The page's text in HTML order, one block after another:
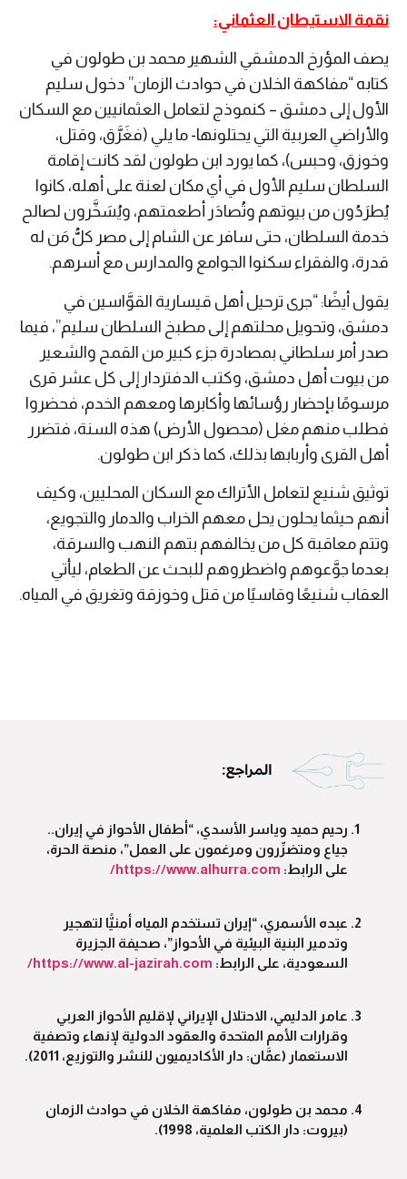
نقمة الاستيطان العثماني:
يصف المؤرخ الدمشقي الشهير محمد بن طولون في
كتابه “مفاكهة الخلان في حوادث الزمان” دخول سليم
الأول إلى دمشق – كنموذج لتعامل العثمانيين مع السكان
والأراضي العربية التي يحتلونها- ما يلي (فغَرَّق، وقتل،
وخوزق، وحبس)، كما يورد ابن طولون لقد كانت إقامة
السلطان سليم الأول في أي مكان لعنة على أهله، كانوا
يُطرَدُون من بيوتهم وتُصادَر أطعمتهم، ويُسَخَّرون لصالح
خدمة السلطان، حتى سافر عن الشام إلى مصر كلُّ مَن له
قدرة، والفقراء سكنوا الجوامع والمدارس مع أسرهم.
‎يقول أيضًا: “جرى ترحيل أهل قيسارية القوَّاسين في
دمشق، وتحويل محلتهم إلى مطبخ السلطان سليم”، فيما
صدر أمر سلطاني بمصادرة جزء كبير من القمح والشعير
من بيوت أهل دمشق، وكتب الدفتردار إلى كل عشر قرى
مرسومًا بإحضار رؤسائها وأكابرها ومعهم الخدم، فحضروا
فطلب منهم مغل (محصول الأرض) هذه السنة، فتضرر
أهل القرى وأربابها بذلك، كما ذكر ابن طولون.
توثيق شنيع لتعامل الأتراك مع السكان المحليين، وكيف
أنهم حيثما يحلون يحل معهم الخراب والدمار والتجويع،
وتتم معاقبة كل من يخالفهم بتهم النهب والسرقة،
بعدما جوَّعوهم واضطروهم للبحث عن الطعام، ليأتي
العقاب شنيعًا وقاسيًا من قتل وخوزقة وتغريق في المياه.
رحيم حميد وياسر الأسدي، “أطفال الأحواز في إيران..
جياع ومتضرِّرون ومرغمون على العمل”، منصة الحرة،
على الرابط: https://www.alhurra.com/
عبده الأسمري، “إيران تستخدم المياه أمنيًّا لتهجير
وتدمير البنية البيئية في الأحواز”، صحيفة الجزيرة
السعودية، على الرابط: https://www.al-jazirah.com/
عامر الدليمي، الاحتلال الإيراني لإقليم الأحواز العربي
وقرارات الأمم المتحدة والعقود الدولية لإنهاء وتصفية
الاستعمار (عمَّان: دار الأكاديميون للنشر والتوزيع، 2011).
محمد بن طولون، مفاكهة الخلان في حوادث الزمان
(بيروت: دار الكتب العلمية، 1998).